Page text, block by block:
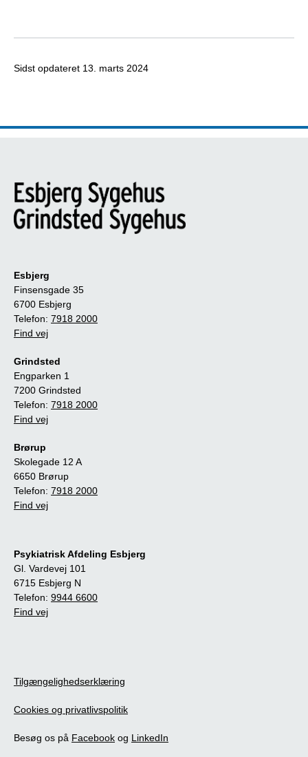
Sidst opdateret 13. marts 2024
Esbjerg
Finsensgade 35
6700 Esbjerg
Telefon: 7918 2000
Find vej
Grindsted
Engparken 1
7200 Grindsted
Telefon: 7918 2000
Find vej
Brørup
Skolegade 12 A
6650 Brørup
Telefon: 7918 2000
Find vej
Psykiatrisk Afdeling Esbjerg
Gl. Vardevej 101
6715 Esbjerg N
Telefon: 9944 6600
Find vej
Tilgængelighedserklæring
Cookies og privatlivspolitik
Besøg os på Facebook og LinkedIn